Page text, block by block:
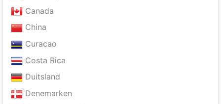
Canada
China
Curacao
Costa Rica
Duitsland
Denemarken